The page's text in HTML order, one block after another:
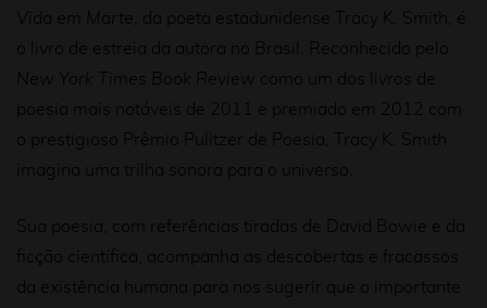
Vida em Marte , da poeta estadunidense Tracy K. Smith, é
o livro de estreia da autora no Brasil. Reconhecido pelo
New York Times Book Review
como um dos livros de
poesia mais notáveis de 2011 e premiado em 2012 com
o prestigioso Prêmio Pulitzer de Poesia, Tracy K. Smith
imagina uma trilha sonora para o universo.
Sua poesia, com referências tiradas de David Bowie e da
ficção científica, acompanha as descobertas e fracassos
da existência humana para nos sugerir que o importante